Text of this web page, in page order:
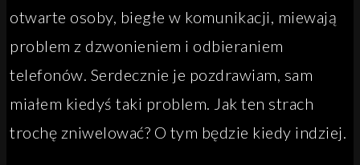
otwarte osoby, biegłe w komunikacji, miewają
problem z dzwonieniem i odbieraniem
telefonów. Serdecznie je pozdrawiam, sam
miałem kiedyś taki problem. Jak ten strach
trochę zniwelować? O tym będzie kiedy indziej.